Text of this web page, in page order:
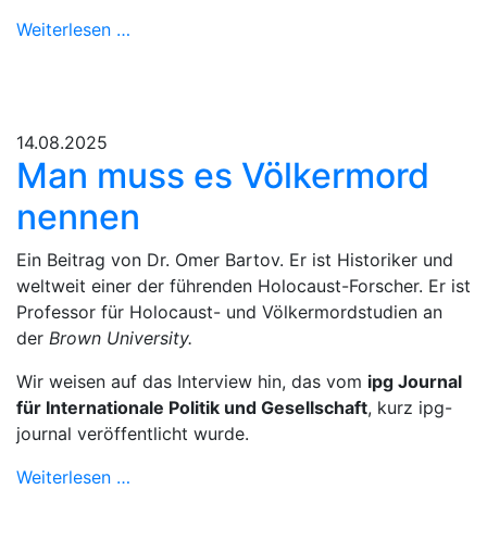
Weiterlesen …
14.08.2025
Man muss es Völkermord
nennen
Ein Beitrag von Dr. Omer Bartov. Er ist Historiker und
weltweit einer der führenden Holocaust-Forscher. Er ist
Professor für Holocaust- und Völkermordstudien an
der Brown University.
Wir weisen auf das Interview hin, das vom ipg Journal
für Internationale Politik und Gesellschaft, kurz ipg-
journal veröffentlicht wurde.
Weiterlesen …